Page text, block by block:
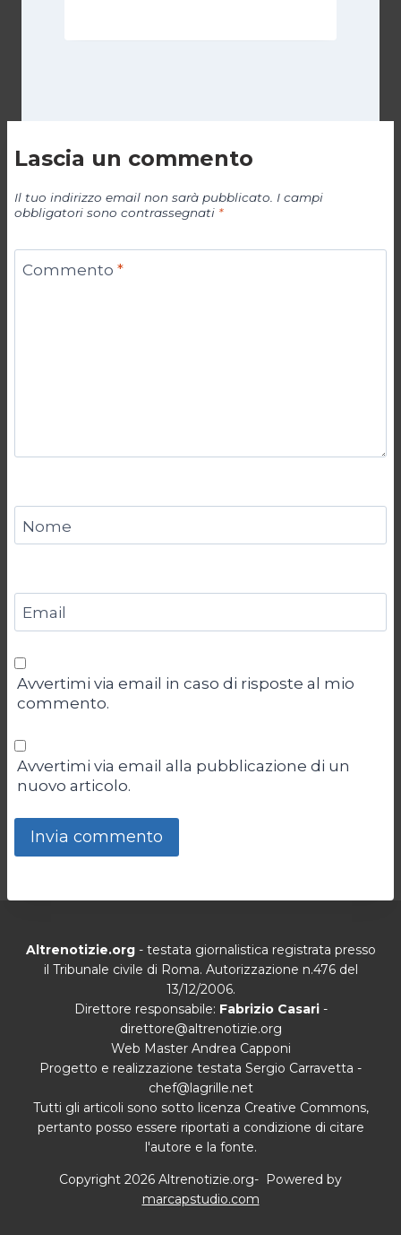
Lascia un commento
Il tuo indirizzo email non sarà pubblicato. I campi
obbligatori sono contrassegnati *
Commento *
Nome
Email
Avvertimi via email in caso di risposte al mio
commento.
Avvertimi via email alla pubblicazione di un
nuovo articolo.
Altrenotizie.org- testata giornalistica registrata presso
il Tribunale civile di Roma. Autorizzazione n.476 del
13/12/2006.
Direttore responsabile: Fabrizio Casari-
direttore@altrenotizie.org
Web Master Andrea Capponi
Progetto e realizzazione testata Sergio Carravetta -
chef@lagrille.net
Tutti gli articoli sono sotto licenza Creative Commons,
pertanto posso essere riportati a condizione di citare
l'autore e la fonte.
Copyright 2026 Altrenotizie.org- Powered by
marcapstudio.com